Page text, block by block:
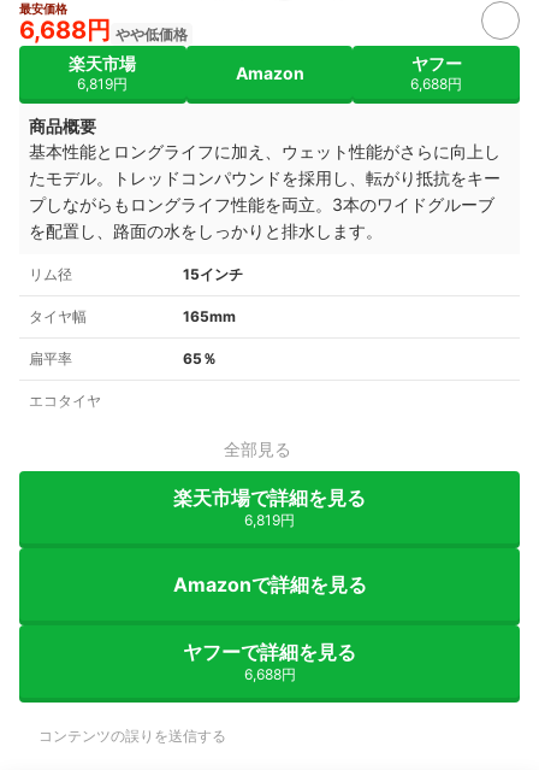
最安価格
6,688円 やや低価格
楽天市場
6,819円
Amazon ヤフー
6,688円
商品概要
基本性能とロングライフに加え、ウェット性能がさらに向上し
たモデル。トレッドコンパウンドを採用し、転がり抵抗をキー
プしながらもロングライフ性能を両立。3本のワイドグルーブ
を配置し、路面の水をしっかりと排水します。
リム径 15インチ
タイヤ幅 165mm
扁平率 65％
エコタイヤ
全部見る
楽天市場で詳細を見る
6,819円
Amazonで詳細を見る
ヤフーで詳細を見る
6,688円
コンテンツの誤りを送信する